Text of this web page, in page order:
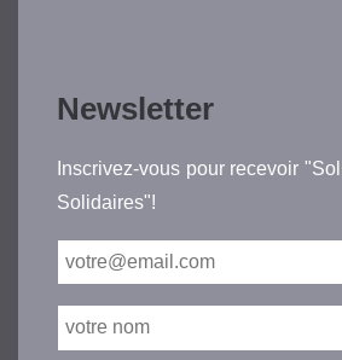
Newsletter
Inscrivez-vous pour recevoir
Solidaires"!